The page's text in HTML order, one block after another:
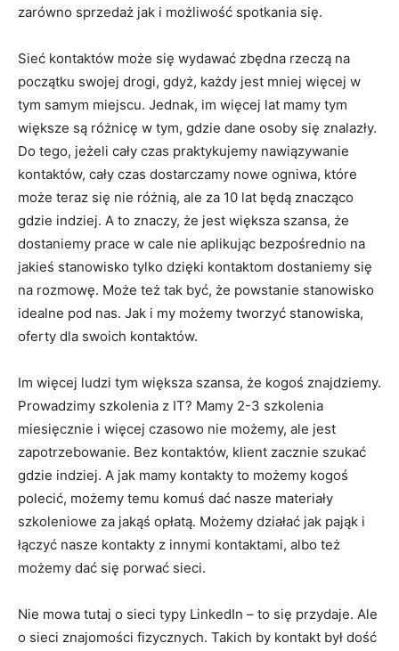
zarówno sprzedaż jak i możliwość spotkania się.
Sieć kontaktów może się wydawać zbędna rzeczą na
początku swojej drogi, gdyż, każdy jest mniej więcej w
tym samym miejscu. Jednak, im więcej lat mamy tym
większe są różnicę w tym, gdzie dane osoby się znalazły.
Do tego, jeżeli cały czas praktykujemy nawiązywanie
kontaktów, cały czas dostarczamy nowe ogniwa, które
może teraz się nie różnią, ale za 10 lat będą znacząco
gdzie indziej. A to znaczy, że jest większa szansa, że
dostaniemy prace w cale nie aplikując bezpośrednio na
jakieś stanowisko tylko dzięki kontaktom dostaniemy się
na rozmowę. Może też tak być, że powstanie stanowisko
idealne pod nas. Jak i my możemy tworzyć stanowiska,
oferty dla swoich kontaktów.
Im więcej ludzi tym większa szansa, że kogoś znajdziemy.
Prowadzimy szkolenia z IT? Mamy 2-3 szkolenia
miesięcznie i więcej czasowo nie możemy, ale jest
zapotrzebowanie. Bez kontaktów, klient zacznie szukać
gdzie indziej. A jak mamy kontakty to możemy kogoś
polecić, możemy temu komuś dać nasze materiały
szkoleniowe za jakąś opłatą. Możemy działać jak pająk i
łączyć nasze kontakty z innymi kontaktami, albo też
możemy dać się porwać sieci.
Nie mowa tutaj o sieci typy LinkedIn – to się przydaje. Ale
o sieci znajomości fizycznych. Takich by kontakt był dość